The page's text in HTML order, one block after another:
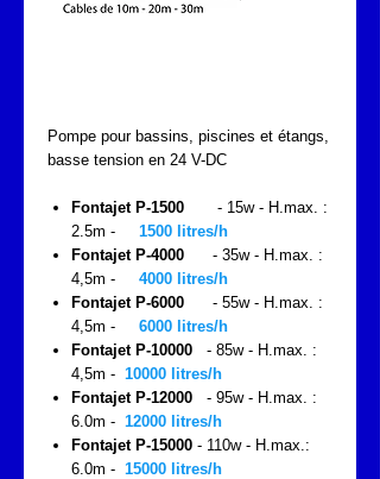
Pompe pour bassins, piscines et étangs,
basse tension en 24 V-DC
Fontajet P-1500 - 15w - H.max. :
2.5m -
1500 litres/h
Fontajet P-4000 - 35w - H.max. :
4,5m - 4000 litres/h
Fontajet P-6000 - 55w - H.max. :
4,5m - 6000 litres/h
Fontajet P-10000 - 85w - H.max. :
4,5m - 10000 litres/h
Fontajet P-12000 - 95w - H.max. :
6.0m - 12000 litres/h
Fontajet P-15000 - 110w - H.max.:
6.0m - 15000 litres/h